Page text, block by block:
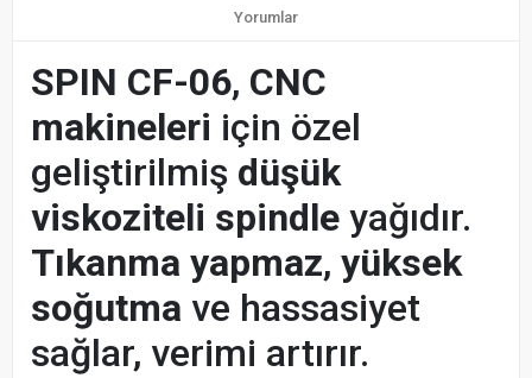
Yorumlar
SPIN CF-06, CNC
makineleri için özel
geliştirilmiş düşük
viskoziteli spindle yağıdır.
Tıkanma yapmaz, yüksek
soğutma ve hassasiyet
sağlar, verimi artırır.